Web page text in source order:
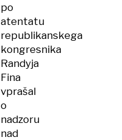
po
atentatu
republikanskega
kongresnika
Randyja
Fina
vprašal
o
nadzoru
nad